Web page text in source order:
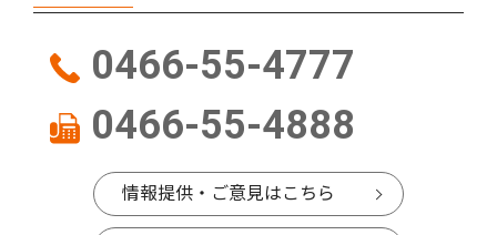
0466-55-4777
0466-55-4888
情報提供・ご意見はこちら